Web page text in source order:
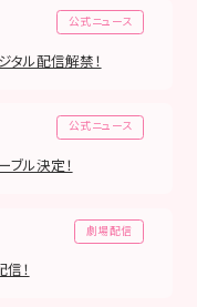
公式ニュース
タル配信解禁！
公式ニュース
ブル決定！
劇場配信
信！